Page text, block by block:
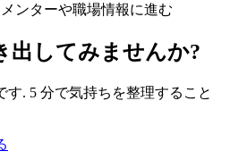
ンターや職場情報に進む
出してみませんか?
. 5 分で気持ちを整理すること